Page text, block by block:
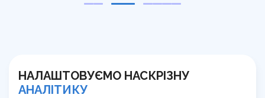
НАЛАШТОВУЄМО НАСКРІЗНУ
АНАЛІТИКУ